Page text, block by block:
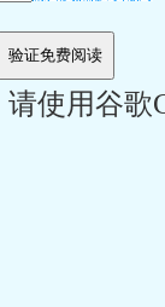
使用谷歌